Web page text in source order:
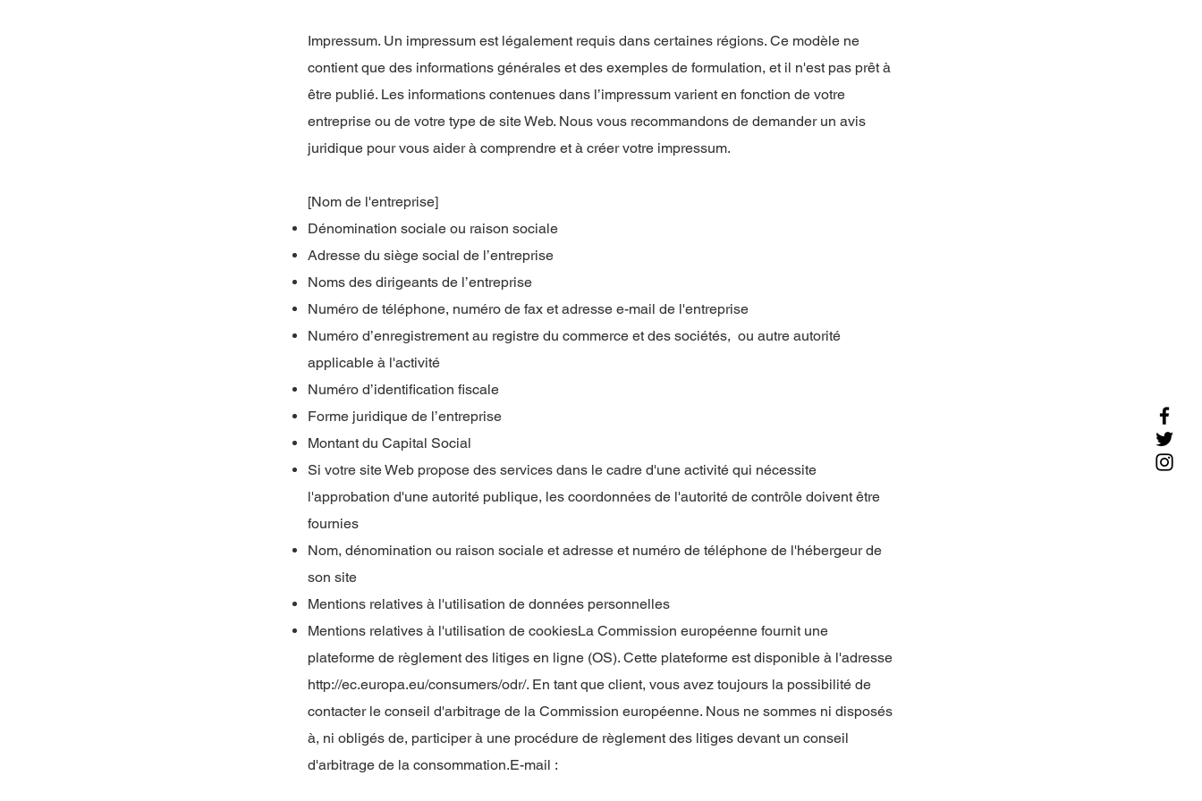
Impressum. Un impressum est légalement requis dans certaines régions. Ce modèle ne
contient que des informations générales et des exemples de formulation, et il n'est pas prêt à
être publié. Les informations contenues dans l’impressum varient en fonction de votre
entreprise ou de votre type de site Web. Nous vous recommandons de demander un avis
juridique pour vous aider à comprendre et à créer votre impressum.
[Nom de l'entreprise]
Dénomination sociale ou raison sociale
Adresse du siège social de l’entreprise
Noms des dirigeants de l’entreprise
Numéro de téléphone, numéro de fax et adresse e-mail de l'entreprise
Numéro d’enregistrement au registre du commerce et des sociétés, ou autre autorité
applicable à l'activité
Numéro d’identification fiscale
Forme juridique de l’entreprise
Montant du Capital Social
Si votre site Web propose des services dans le cadre d'une activité qui nécessite
l'approbation d'une autorité publique, les coordonnées de l'autorité de contrôle doivent être
fournies
Nom, dénomination ou raison sociale et adresse et numéro de téléphone de l'hébergeur de
son site
Mentions relatives à l'utilisation de données personnelles
Mentions relatives à l'utilisation de cookiesLa Commission européenne fournit une
plateforme de règlement des litiges en ligne (OS). Cette plateforme est disponible à l'adresse
http://ec.europa.eu/consumers/odr/. En tant que client, vous avez toujours la possibilité de
contacter le conseil d'arbitrage de la Commission européenne. Nous ne sommes ni disposés
à, ni obligés de, participer à une procédure de règlement des litiges devant un conseil
d'arbitrage de la consommation.E-mail :